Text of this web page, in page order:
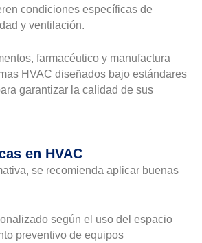
condiciones específicas de
y ventilación.
farmacéutico y manufactura
HVAC diseñados bajo estándares
garantizar la calidad de sus
en HVAC
se recomienda aplicar buenas
según el uso del espacio
preventivo de equipos